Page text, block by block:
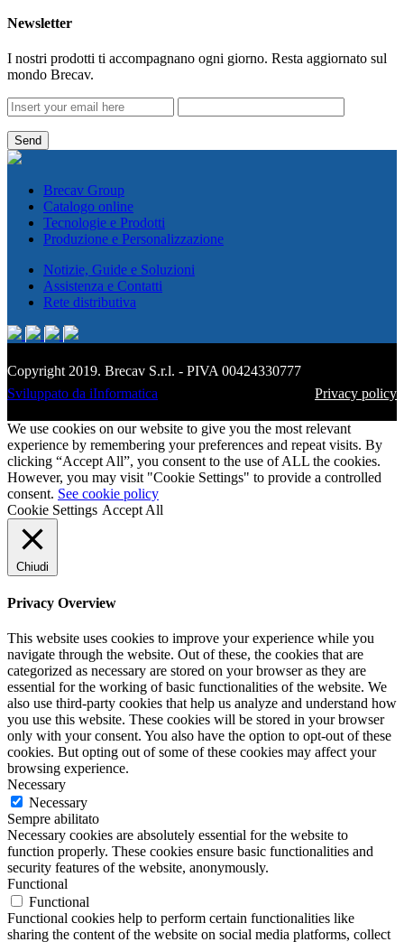
Newsletter
I nostri prodotti ti accompagnano ogni giorno. Resta aggiornato sul
mondo Brecav.
Brecav Group
Catalogo online
Tecnologie e Prodotti
Produzione e Personalizzazione
Notizie, Guide e Soluzioni
Assistenza e Contatti
Rete distributiva
Copyright 2019. Brecav S.r.l. - PIVA 00424330777
Sviluppato da iInformatica
Privacy policy
We use cookies on our website to give you the most relevant
experience by remembering your preferences and repeat visits. By
clicking “Accept All”, you consent to the use of ALL the cookies.
However, you may visit "Cookie Settings" to provide a controlled
consent. See cookie policy
Cookie Settings Accept All
Chiudi
Privacy Overview
This website uses cookies to improve your experience while you
navigate through the website. Out of these, the cookies that are
categorized as necessary are stored on your browser as they are
essential for the working of basic functionalities of the website. We
also use third-party cookies that help us analyze and understand how
you use this website. These cookies will be stored in your browser
only with your consent. You also have the option to opt-out of these
cookies. But opting out of some of these cookies may affect your
browsing experience.
Necessary
Necessary
Sempre abilitato
Necessary cookies are absolutely essential for the website to
function properly. These cookies ensure basic functionalities and
security features of the website, anonymously.
Functional
Functional
Functional cookies help to perform certain functionalities like
sharing the content of the website on social media platforms, collect